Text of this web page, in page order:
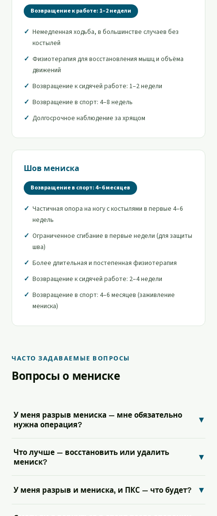
Возвращение к работе: 1–2 недели
Немедленная ходьба, в большинстве случаев без
костылей
Физиотерапия для восстановления мышц и объёма
движений
Возвращение к сидячей работе: 1–2 недели
Возвращение в спорт: 4–8 недель
Долгосрочное наблюдение за хрящом
Шов мениска
Возвращение в спорт: 4–6 месяцев
Частичная опора на ногу с костылями в первые 4–6
недель
Ограниченное сгибание в первые недели (для защиты
шва)
Более длительная и постепенная физиотерапия
Возвращение к сидячей работе: 2–4 недели
Возвращение в спорт: 4–6 месяцев (заживление
мениска)
ЧАСТО ЗАДАВАЕМЫЕ ВОПРОСЫ
Вопросы о мениске
У меня разрыв мениска — мне обязательно
нужна операция?
▾
Что лучше — восстановить или удалить
мениск?
▾
У меня разрыв и мениска, и ПКС — что будет? ▾